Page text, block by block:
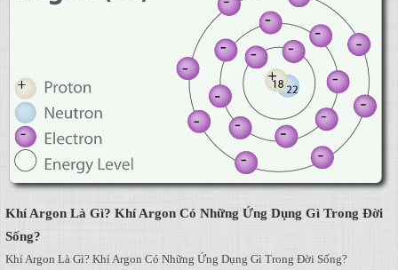
Khí Argon Là Gì? Khí Argon Có Những Ứng Dụng Gì Trong Đời
Sống?
Khí Argon Là Gì? Khí Argon Có Những Ứng Dụng Gì Trong Đời Sống?